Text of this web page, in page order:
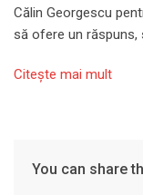
Călin Georgescu
să ofere un răspuns,
Citeşte mai mult
You can share